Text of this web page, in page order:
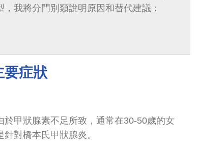
我將分門別類說明原因和替代建議：
要症狀
甲狀腺素不足所致，通常在30-50歲的女
對橋本氏甲狀腺炎。